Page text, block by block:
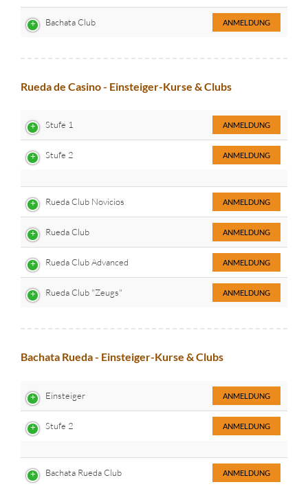
Bachata Club ANMELDUNG
Rueda de Casino - Einsteiger-Kurse & Clubs
Stufe 1 ANMELDUNG
Stufe 2 ANMELDUNG
Rueda Club Novicios ANMELDUNG
Rueda Club ANMELDUNG
Rueda Club Advanced ANMELDUNG
Rueda Club "Zeugs" ANMELDUNG
Bachata Rueda - Einsteiger-Kurse & Clubs
Einsteiger ANMELDUNG
Stufe 2 ANMELDUNG
Bachata Rueda Club ANMELDUNG